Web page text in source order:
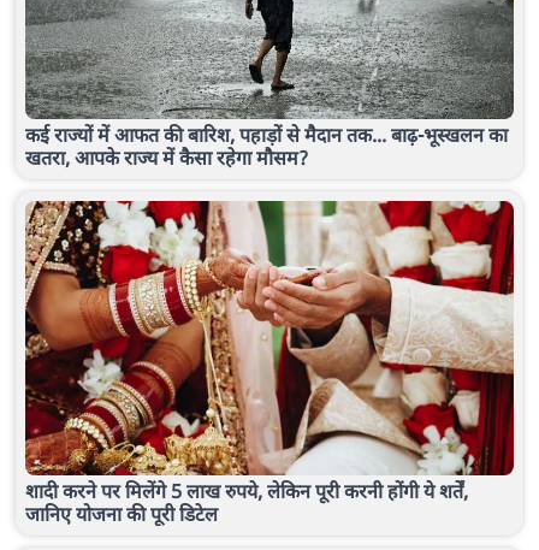
कई राज्यों में आफत की बारिश, पहाड़ों से मैदान तक... बाढ़-भूस्खलन का
खतरा, आपके राज्य में कैसा रहेगा मौसम?
शादी करने पर मिलेंगे 5 लाख रुपये, लेकिन पूरी करनी होंगी ये शर्तें,
जानिए योजना की पूरी डिटेल